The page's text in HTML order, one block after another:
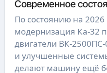
Современное
По состоянию на 2026
модернизация Ка-32
двигатели ВК-
и улучшенные
делают машину ещё